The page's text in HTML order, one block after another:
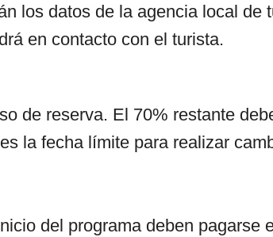
los datos de la agencia local de
en contacto con el turista.
de reserva. El 70% restante
la fecha límite para realizar
del programa deben pagarse